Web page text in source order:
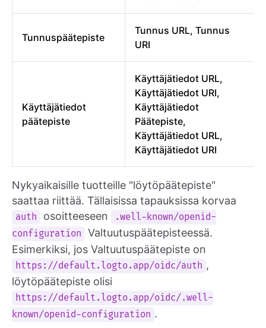
Tunnuspäätepiste
Tunnus URL, Tunnus
URI
Käyttäjätiedot
päätepiste
Käyttäjätiedot URL,
Käyttäjätiedot URI,
Käyttäjätiedot
Päätepiste,
Käyttäjätiedot URL,
Käyttäjätiedot URI
Nykyaikaisille tuotteille "löytöpäätepiste"
saattaa riittää. Tällaisissa tapauksissa korvaa
auth osoitteeseen
.well-known/openid-
configuration
Valtuutuspäätepisteessä.
Esimerkiksi, jos Valtuutuspäätepiste on
https://default.logto.app/oidc/auth ,
löytöpäätepiste olisi
https://default.logto.app/oidc/.well-
known/openid-configuration .